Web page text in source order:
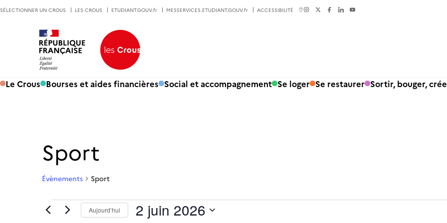
SÉLECTIONNER UN CROUS LES CROUS ETUDIANT.GOUV.fr MESSERVICES.ETUDIANT.GOUV.fr ACCESSIBILITÉ
Le Crous Bourses et aides financières Social et accompagnement Se loger Se restaurer Sortir, bouger,
Sport
Évènements Sport
Évènements for 2 juin 2026
Aujourd’hui 2 juin 2026